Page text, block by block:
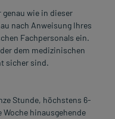
wie in dieser
nach Anweisung Ihres
Fachpersonals ein.
dem medizinischen
sicher sind.
Stunde, höchstens 6-
Woche hinausgehende